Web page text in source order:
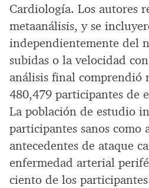
Cardiología. Los autores
metaanálisis, y se
independientemente del
subidas o la velocidad
análisis final comprendió
480,479 participantes de
La población de estudio
participantes sanos como
antecedentes de ataque
enfermedad arterial
ciento de los